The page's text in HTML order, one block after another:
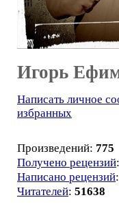
Игорь
Написать личное
избранных
Произведений: 775
Получено рецензий:
Написано рецензий:
Читателей: 51638